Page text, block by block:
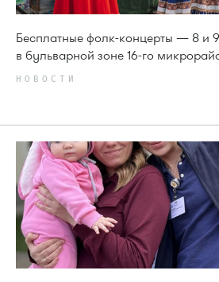
Бесплатные фолк-концерты — 8 и
в бульварной зоне 16-го
НОВОСТИ